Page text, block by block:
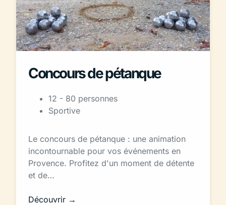
Concours de pétanque
12 - 80 personnes
Sportive
Le concours de pétanque : une animation
incontournable pour vos événements en
Provence. Profitez d'un moment de détente
et de…
Découvrir →